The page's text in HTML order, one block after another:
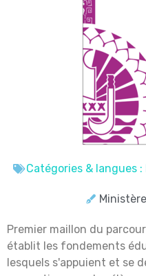
Catégories & langues :
Premier maillon du
établit les fondements
lesquels s'appuient et se